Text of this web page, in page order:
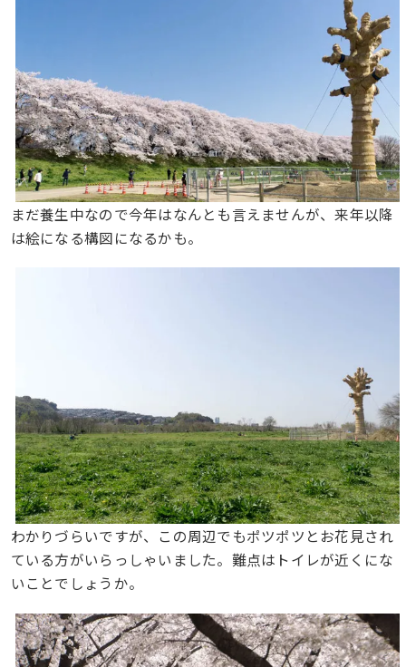
まだ養生中なので今年はなんとも言えませんが、来年以降
は絵になる構図になるかも。
わかりづらいですが、この周辺でもポツポツとお花見され
ている方がいらっしゃいました。難点はトイレが近くにな
いことでしょうか。